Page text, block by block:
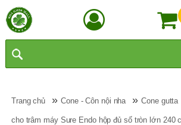
Trang chủ »Cone - Côn nội nha »Cone gutta
cho trâm máy Sure Endo hộp đủ số tròn lớn 240